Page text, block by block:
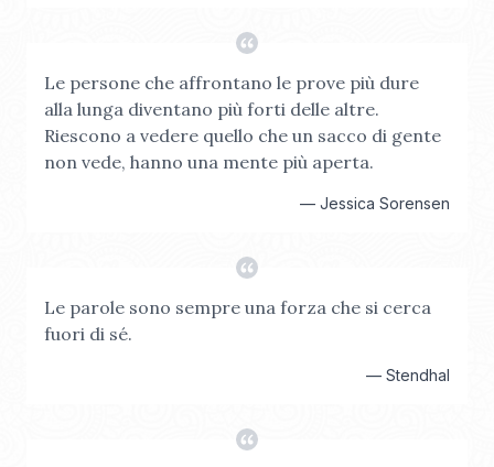
Le persone che affrontano le prove più dure
alla lunga diventano più forti delle altre.
Riescono a vedere quello che un sacco di gente
non vede, hanno una mente più aperta.
— Jessica Sorensen
Le parole sono sempre una forza che si cerca
fuori di sé.
— Stendhal